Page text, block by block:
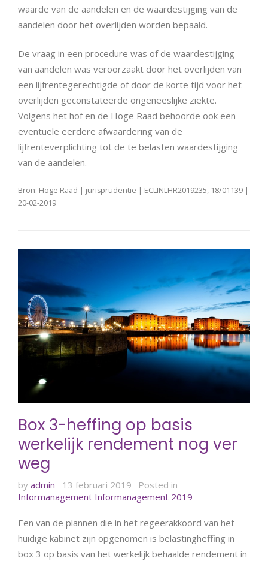
waarde van de aandelen en de waardestijging van de
aandelen door het overlijden worden bepaald.
De vraag in een procedure was of de waardestijging
van aandelen was veroorzaakt door het overlijden van
een lijfrentegerechtigde of door de korte tijd voor het
overlijden geconstateerde ongeneeslijke ziekte.
Volgens het hof en de Hoge Raad behoorde ook een
eventuele eerdere afwaardering van de
lijfrenteverplichting tot de te belasten waardestijging
van de aandelen.
Bron: Hoge Raad | jurisprudentie | ECLINLHR2019235, 18/01139 |
20-02-2019
Box 3-heffing op basis
werkelijk rendement nog ver
weg
by admin 13 februari 2019
Posted in
Informanagement Informanagement 2019
Een van de plannen die in het regeerakkoord van het
huidige kabinet zijn opgenomen is belastingheffing in
box 3 op basis van het werkelijk behaalde rendement in